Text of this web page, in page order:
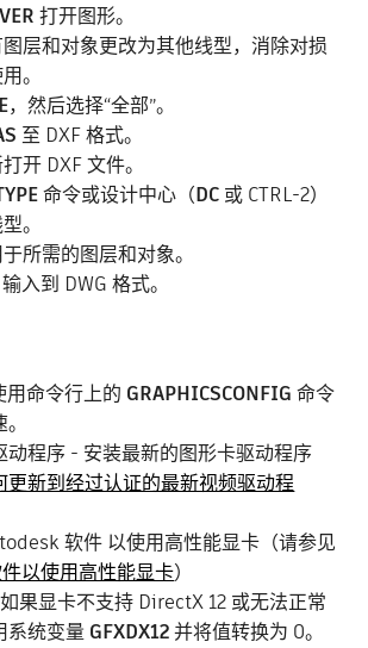
打开图形。
层和对象更改为其他线型，消除对损
。
，然后选择“全部”。
至 DXF 格式。
开 DXF 文件。
命令或设计中心（DC 或 CTRL-2）
。
所需的图层和对象。
输入到 DWG 格式。
命令行上的 GRAPHICSCONFIG 命令
动程序 - 安装最新的图形卡驱动程序
更新到经过认证的最新视频驱动程
软件 以使用高性能显卡（请参见
以使用高性能显卡）
果显卡不支持 DirectX 12 或无法正常
系统变量 GFXDX12并将值转换为 0。